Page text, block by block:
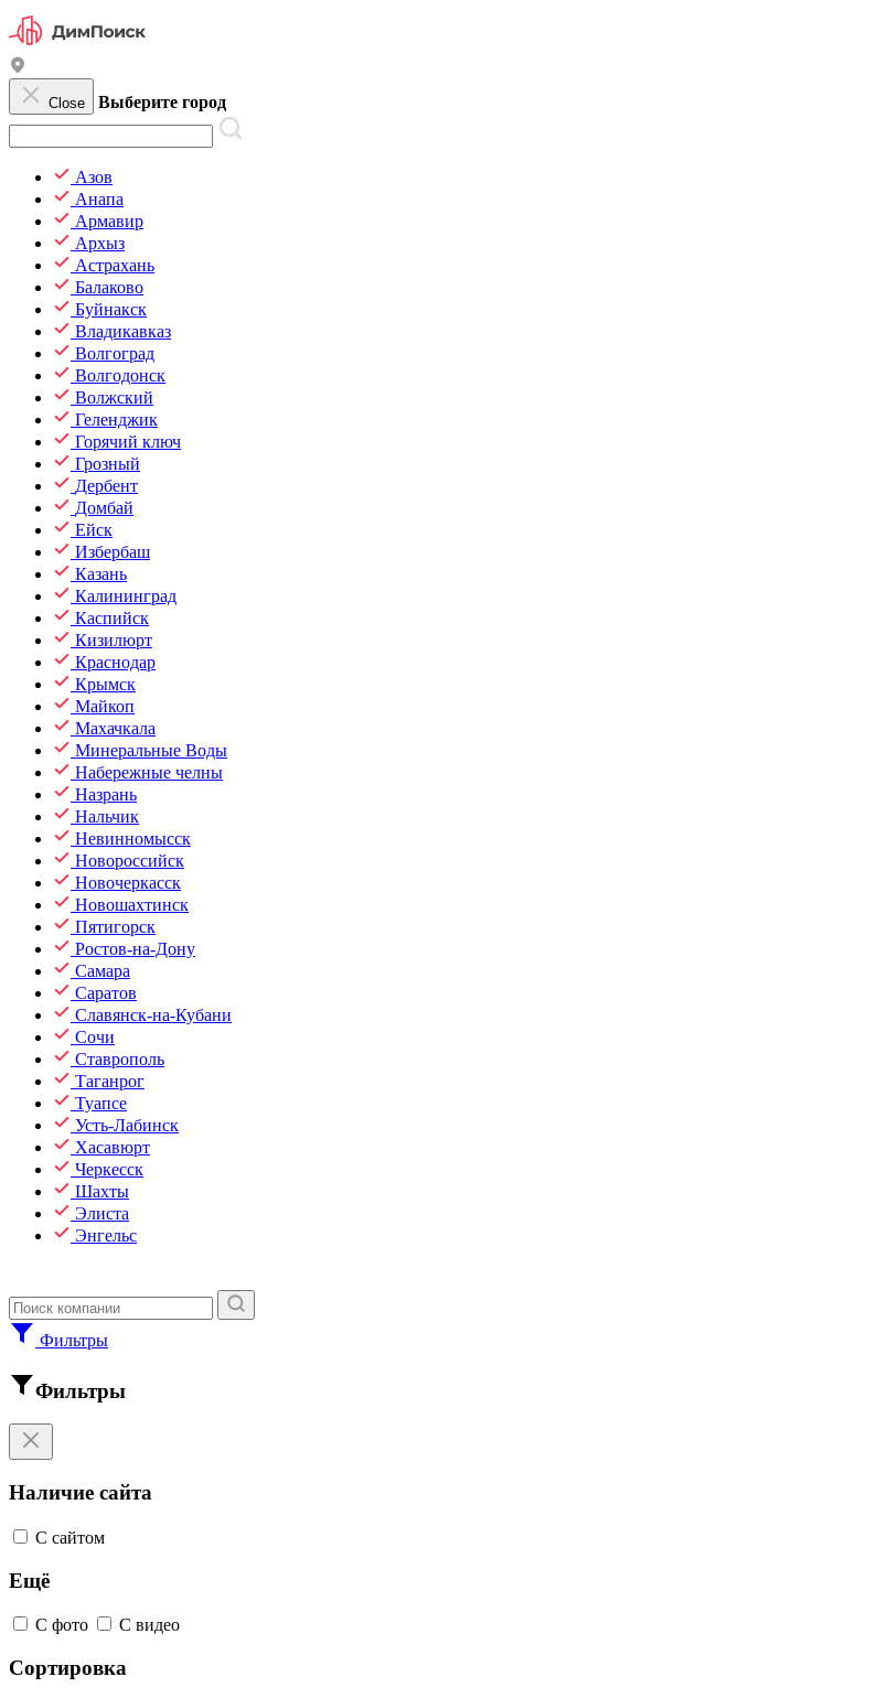
Close Выберите город
Азов
Анапа
Армавир
Архыз
Астрахань
Балаково
Буйнакск
Владикавказ
Волгоград
Волгодонск
Волжский
Геленджик
Горячий ключ
Грозный
Дербент
Домбай
Ейск
Избербаш
Казань
Калининград
Каспийск
Кизилюрт
Краснодар
Крымск
Майкоп
Махачкала
Минеральные Воды
Набережные челны
Назрань
Нальчик
Невинномысск
Новороссийск
Новочеркасск
Новошахтинск
Пятигорск
Ростов-на-Дону
Самара
Саратов
Славянск-на-Кубани
Сочи
Ставрополь
Таганрог
Туапсе
Усть-Лабинск
Хасавюрт
Черкесск
Шахты
Элиста
Энгельс
Фильтры
Фильтры
Наличие сайта
С сайтом
Ещё
С фото С видео
Сортировка